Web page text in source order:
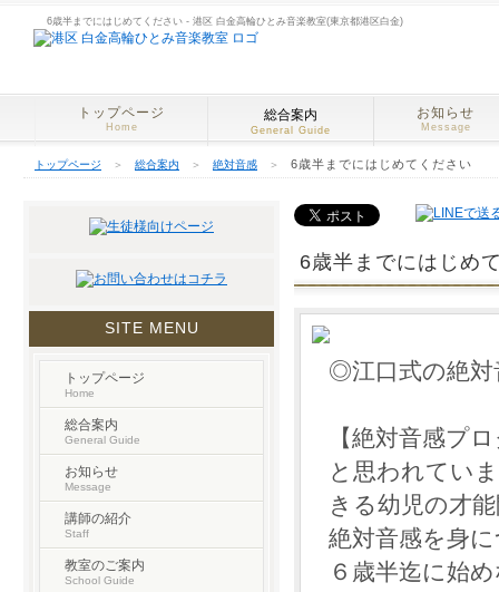
6歳半までにはじめてください - 港区 白金高輪ひとみ音楽教室(東京都港区白金)
トップページ
Home
総合案内
General Guide
お知らせ
Message
トップページ ＞ 総合案内 ＞ 絶対音感 ＞ 6歳半までにはじめてください
6歳半までにはじめ
◎江口式の絶対
【絶対音感プ
と思われてい
きる幼児の才
絶対音感を身
６歳半迄に始
SITE MENU
トップページ
Home
総合案内
General Guide
お知らせ
Message
講師の紹介
Staff
教室のご案内
School Guide